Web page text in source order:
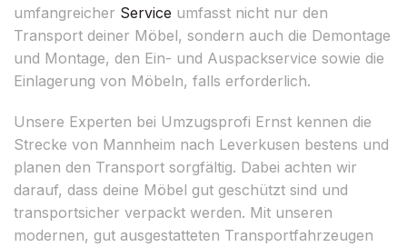
umfangreicher Service umfasst nicht nur den
Transport deiner Möbel, sondern auch die Demontage
und Montage, den Ein- und Auspackservice sowie die
Einlagerung von Möbeln, falls erforderlich.
Unsere Experten bei Umzugsprofi Ernst kennen die
Strecke von Mannheim nach Leverkusen bestens und
planen den Transport sorgfältig. Dabei achten wir
darauf, dass deine Möbel gut geschützt sind und
transportsicher verpackt werden. Mit unseren
modernen, gut ausgestatteten Transportfahrzeugen